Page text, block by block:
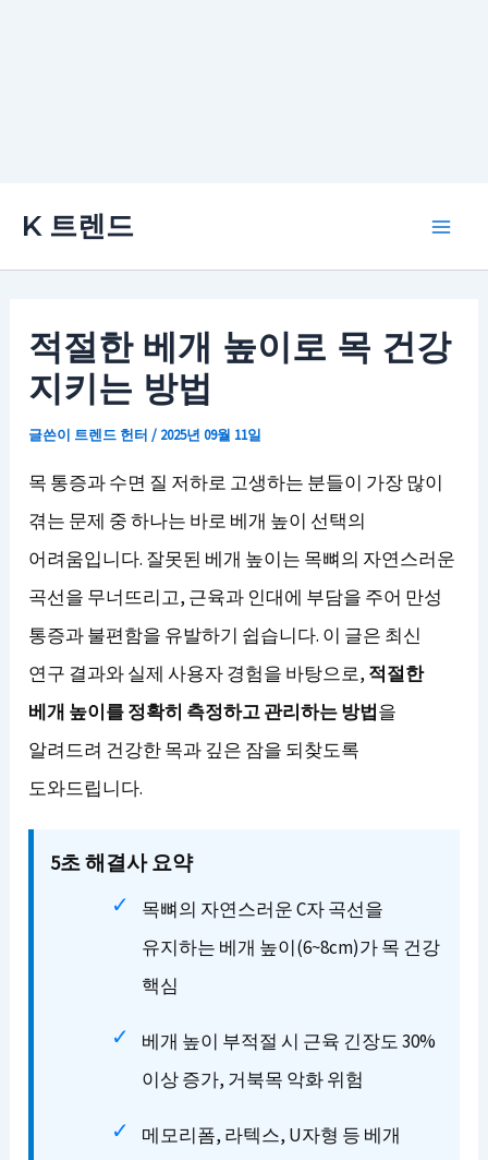
K 트렌드
적절한 베개 높이로 목 건강
지키는 방법
글쓴이 트렌드 헌터/ 2025년 09월 11일
목 통증과 수면 질 저하로 고생하는 분들이 가장 많이
겪는 문제 중 하나는 바로 베개 높이 선택의
어려움입니다. 잘못된 베개 높이는 목뼈의 자연스러운
곡선을 무너뜨리고, 근육과 인대에 부담을 주어 만성
통증과 불편함을 유발하기 쉽습니다. 이 글은 최신
연구 결과와 실제 사용자 경험을 바탕으로, 적절한
베개 높이를 정확히 측정하고 관리하는 방법을
알려드려 건강한 목과 깊은 잠을 되찾도록
도와드립니다.
5초 해결사 요약
목뼈의 자연스러운 C자 곡선을
유지하는 베개 높이(6~8cm)가 목 건강
핵심
베개 높이 부적절 시 근육 긴장도 30%
이상 증가, 거북목 악화 위험
메모리폼, 라텍스, U자형 등 베개